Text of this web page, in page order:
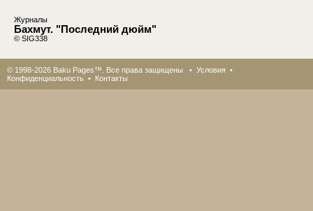
Журналы
Бахмут. "Последний дюйм"
© SIG338
© 1998-2026 Baku Pages™. Все права защищены • Условия •
Конфиденциальность • Контакты